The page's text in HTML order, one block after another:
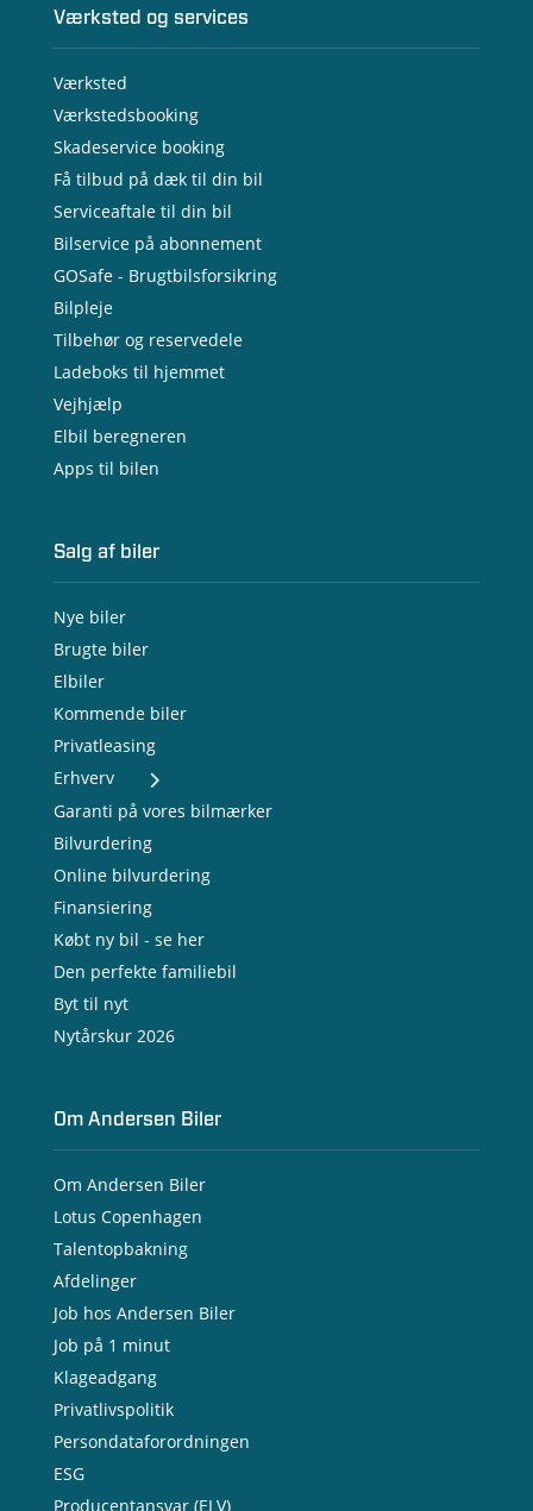
Værksted og services
Værksted
Værkstedsbooking
Skadeservice booking
Få tilbud på dæk til din bil
Serviceaftale til din bil
Bilservice på abonnement
GOSafe - Brugtbilsforsikring
Bilpleje
Tilbehør og reservedele
Ladeboks til hjemmet
Vejhjælp
Elbil beregneren
Apps til bilen
Salg af biler
Nye biler
Brugte biler
Elbiler
Kommende biler
Privatleasing
Erhverv
- Nye varebiler
- Brugte varebiler
- Erhvervsleasing
- Testkørsel
- Serviceaftale
- Opladning
Garanti på vores bilmærker
Bilvurdering
Online bilvurdering
Finansiering
Købt ny bil - se her
Den perfekte familiebil
Byt til nyt
Nytårskur 2026
Om Andersen Biler
Om Andersen Biler
Lotus Copenhagen
Talentopbakning
Afdelinger
Job hos Andersen Biler
Job på 1 minut
Klageadgang
Privatlivspolitik
Persondataforordningen
ESG
Producentansvar (ELV)